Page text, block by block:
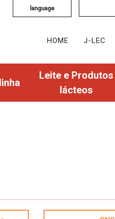
language
HOME J-LEC
Leite e Produtos
lácteos